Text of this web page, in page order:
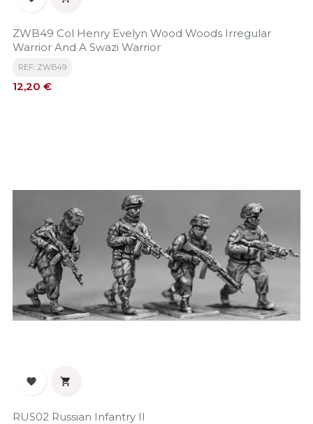
ZWB49 Col Henry Evelyn Wood Woods Irregular
Warrior And A Swazi Warrior
REF: ZWB49
Precio
12,20 €
 
RUS02 Russian Infantry II